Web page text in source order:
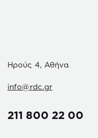
Ηρούς 4, Αθήνα
info@rdc.gr
211 800 22 00